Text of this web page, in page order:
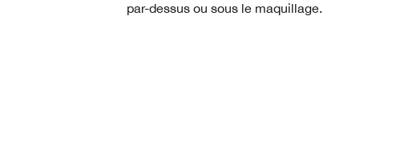
par-dessus ou sous le maquillage.